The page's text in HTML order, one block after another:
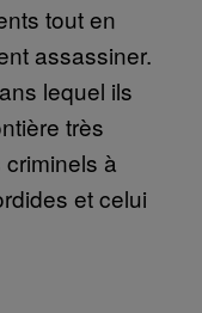
tout en
assassiner.
lequel ils
très
criminels à
et celui